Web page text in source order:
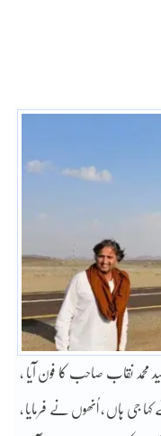
محمد نقاب صاحب کا فون آیا ،
جی ہاں ، اُنھوں نے فرمایا ،